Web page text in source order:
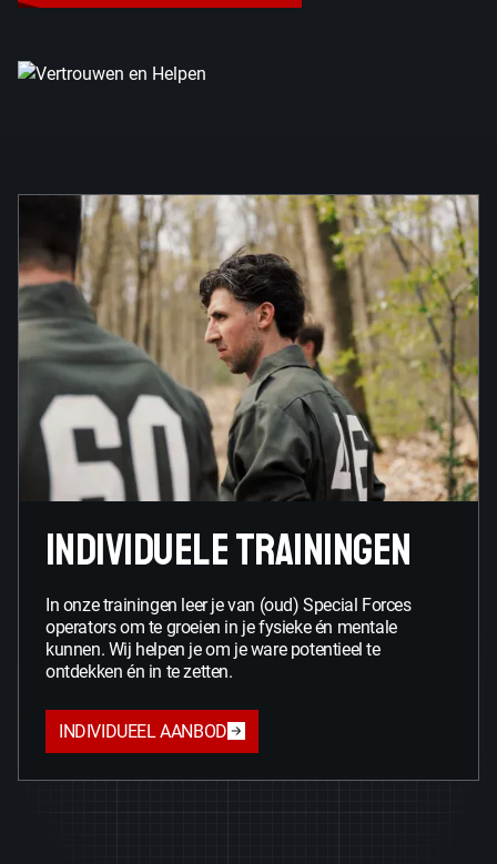
INDIVIDUELE TRAININGEN
In onze trainingen leer je van (oud) Special Forces
operators om te groeien in je fysieke én mentale
kunnen. Wij helpen je om je ware potentieel te
ontdekken én in te zetten.
INDIVIDUEEL AANBOD